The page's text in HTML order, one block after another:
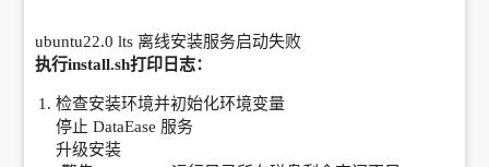
ubuntu22.0 lts 离线安装服务启动失败
执行install.sh打印日志：
检查安装环境并初始化环境变量
停止 DataEase 服务
升级安装